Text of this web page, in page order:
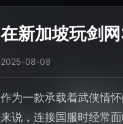
在新加坡玩剑
2025-08-08
作为一款承载着武侠情
来说，连接国服时经常